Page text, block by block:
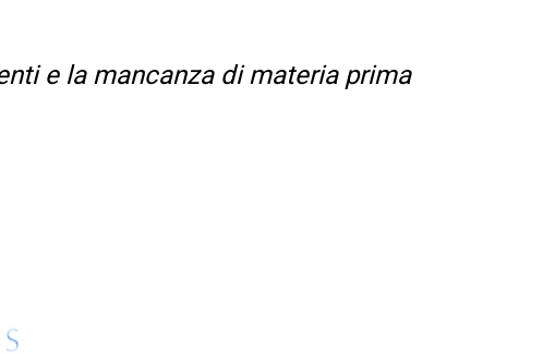
e la mancanza di materia prima